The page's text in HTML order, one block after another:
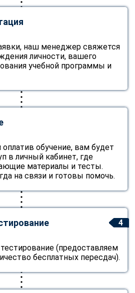
наш менеджер свяжется
личности, вашего
учебной программы и
обучение, вам будет
в личный кабинет, где
материалы и тесты.
на связи и готовы помочь.
4
(предоставляем
бесплатных пересдач).